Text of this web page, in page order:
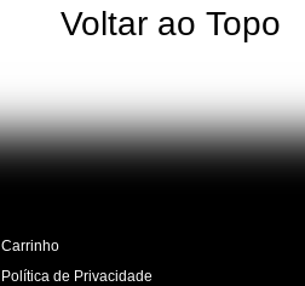
Voltar ao Topo
Carrinho
Política de Privacidade